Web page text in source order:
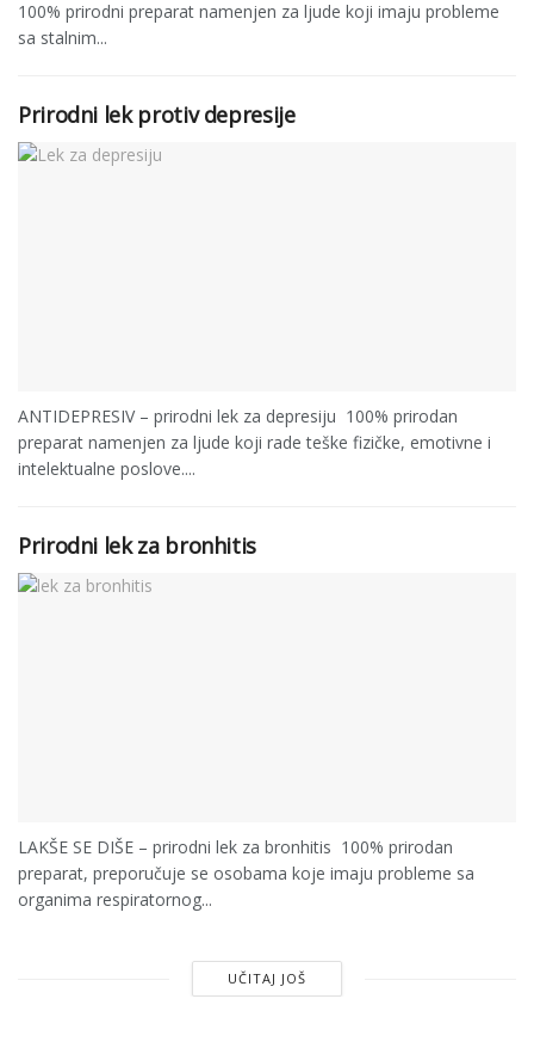
100% prirodni preparat namenjen za ljude koji imaju probleme
sa stalnim...
Prirodni lek protiv depresije
ANTIDEPRESIV – prirodni lek za depresiju 100% prirodan
preparat namenjen za ljude koji rade teške fizičke, emotivne i
intelektualne poslove....
Prirodni lek za bronhitis
LAKŠE SE DIŠE – prirodni lek za bronhitis 100% prirodan
preparat, preporučuje se osobama koje imaju probleme sa
organima respiratornog...
UČITAJ JOŠ